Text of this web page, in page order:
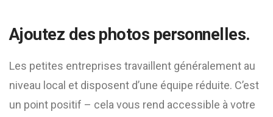
Ajoutez des photos personnelles.
Les petites entreprises travaillent généralement au
niveau local et disposent d’une équipe réduite. C’est
un point positif – cela vous rend accessible à votre